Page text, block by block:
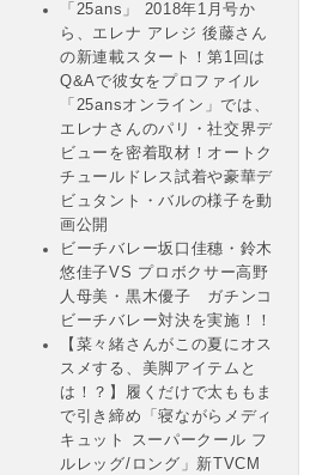
「25ans」 2018年1月号か
ら、エレナ アレジ 後藤さん
の新連載スタート！第1回は
Q&Aで彼女をプロファイル
「25ansオンライン」では、
エレナさんのパリ・社交界デ
ビューを密着取材！オートク
チュールドレス試着や豪華デ
ビュタント・バルの様子を動
画公開
ビーチバレー坂口佳穗・鈴木
悠佳子VS プロボクサー高野
人母美・黒木優子 ガチンコ
ビーチバレー対決を実施！！
【菜々緒さんがこの夏にオス
スメする、美脚アイテムと
は！？】履くだけで太ももま
で引き締め「寝ながらメディ
キュット スーパークール フ
ルレッグ/ロング」新TVCM